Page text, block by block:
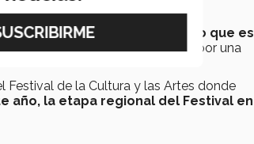
y la maduran. Por lo que es
artística en su búsqueda
por una
de la Cultura y las Artes donde
año, la etapa regional del Festival en